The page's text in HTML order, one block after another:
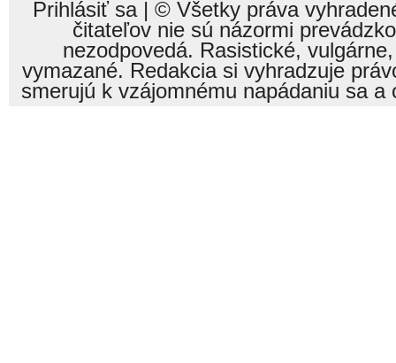
Prihlásiť sa| © Všetky práva
čitateľov nie sú názormi
nezodpovedá. Rasistické,
vymazané. Redakcia si vyhradzuje
smerujú k vzájomnému napádaniu sa